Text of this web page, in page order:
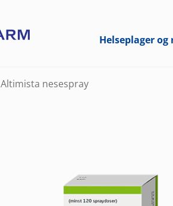
Helseplager og
Altimista nesespray